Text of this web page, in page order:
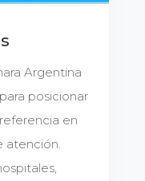
Argentina
posicionar
en
atención.